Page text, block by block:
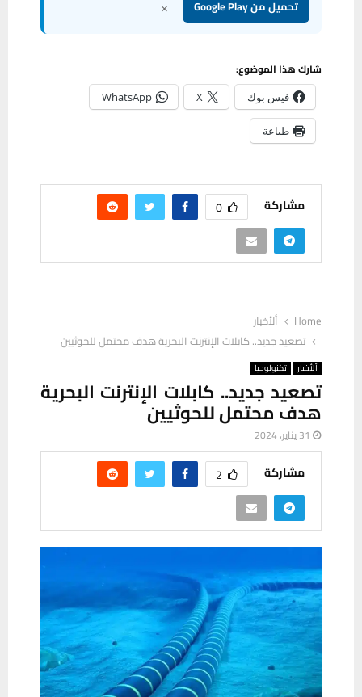
تحميل من Google Play ×
شارك هذا الموضوع:
فيس بوك X
WhatsApp
طباعة
مشاركة 0
Home
ألأخبار
تصعيد جديد.. كابلات الإنترنت البحرية هدف محتمل للحوثيين
ألأخبار تكنولوجيا
تصعيد جديد.. كابلات الإنترنت البحرية
هدف محتمل للحوثيين
31 يناير، 2024
مشاركة 2